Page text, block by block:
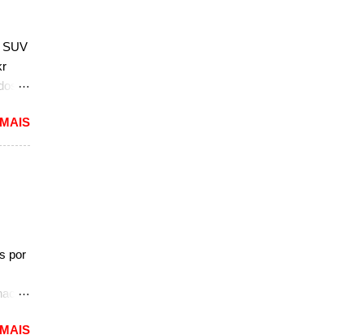
SUV
fila
por